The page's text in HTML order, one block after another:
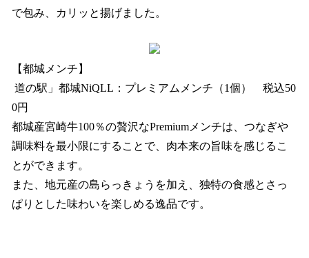
で包み、カリッと揚げました。
【都城メンチ】
道の駅」都城NiQLL：プレミアムメンチ（1個） 税込50
0円
都城産宮崎牛100％の贅沢なPremiumメンチは、つなぎや
調味料を最小限にすることで、肉本来の旨味を感じるこ
とができます。
また、地元産の島らっきょうを加え、独特の食感とさっ
ぱりとした味わいを楽しめる逸品です。